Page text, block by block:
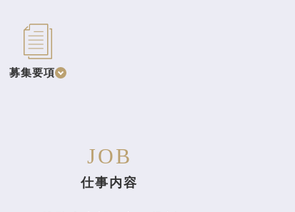
募集要項
JOB
仕事内容